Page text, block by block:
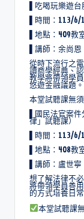
▌吃喝玩樂遊
▌時間：113/
▌地點：409教
▌講師：余尚
從時下流行之
讀商學經典、
教學將帶領學
悠遊金融議題。
本堂試聽課無
▌國民法官案
律」試聽課）
▌時間：113/
▌地點：408教
▌講師：盧世
想了解法律不
將帶領學員善
的方式培養日
本堂試聽課